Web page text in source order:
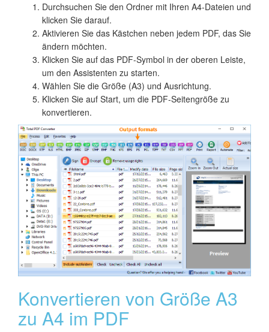
Durchsuchen Sie den Ordner mit Ihren A4-Dateien und
klicken Sie darauf.
Aktivieren Sie das Kästchen neben jedem PDF, das Sie
ändern möchten.
Klicken Sie auf das PDF-Symbol in der oberen Leiste,
um den Assistenten zu starten.
Wählen Sie die Größe (A3) und Ausrichtung.
Klicken Sie auf Start, um die PDF-Seitengröße zu
konvertieren.
Konvertieren von Größe A3
zu A4 im PDF